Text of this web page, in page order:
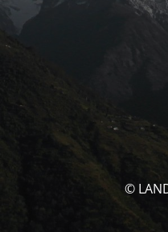
©